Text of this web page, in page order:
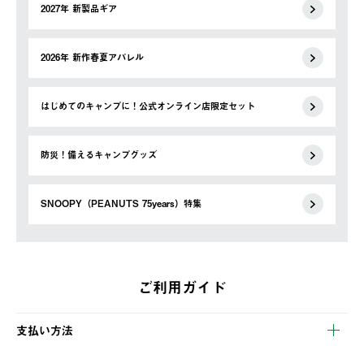
2027年 新製品ギア
2026年 新作春夏アパレル
はじめてのキャンプに！公式オンライン店限定セット
防災！備えるキャンプグッズ
SNOOPY（PEANUTS 75years）特集
ご利用ガイド
支払い方法